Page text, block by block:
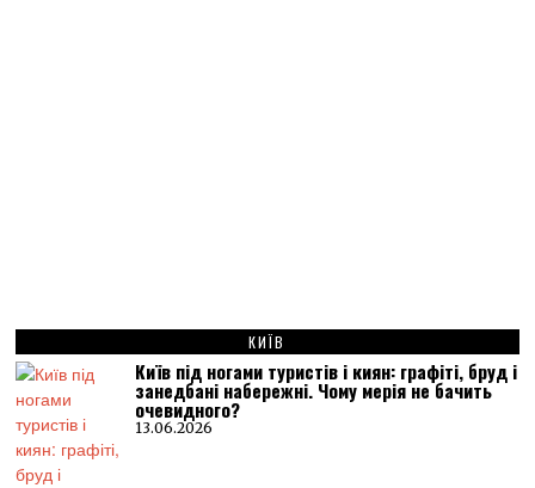
КИЇВ
Київ під ногами туристів і киян: графіті, бруд і
занедбані набережні. Чому мерія не бачить
очевидного?
13.06.2026